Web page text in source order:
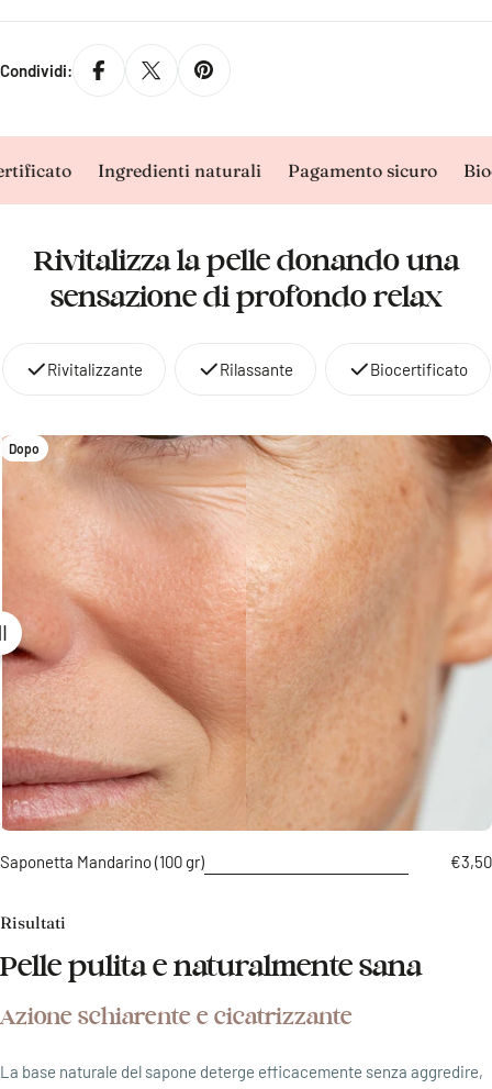
Condividi:
Ingredienti naturali Pagamento sicuro
Rivitalizza la pelle donando una
sensazione di profondo relax
Rivitalizzante Rilassante Biocertificato
Risultati
Pelle pulita e naturalmente sana
Azione schiarente e cicatrizzante
La base naturale del sapone deterge efficacemente senza aggredire,
Dopo
Prima
Saponetta Mandarino (100 gr) €3,50